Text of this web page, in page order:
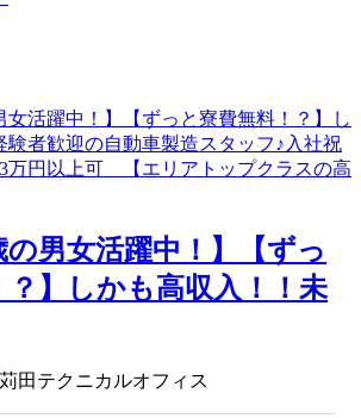
の男女活躍中！】【ずっ
？】しかも高収入！！未
苅田テクニカルオフィス